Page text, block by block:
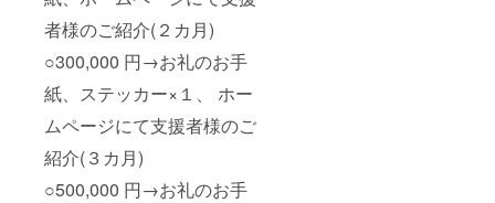
者様のご紹介(２カ月)
○300,000 円→お礼のお手
紙、ステッカー×１、 ホー
ムページにて支援者様のご
紹介(３カ月)
○500,000 円→お礼のお手